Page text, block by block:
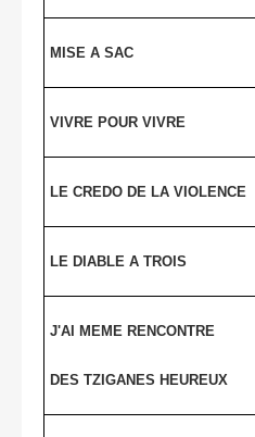
MISE A SAC
VIVRE POUR VIVRE
LE CREDO DE LA VIOLENCE
LE DIABLE A TROIS
J'AI MEME RENCONTRE
DES TZIGANES HEUREUX